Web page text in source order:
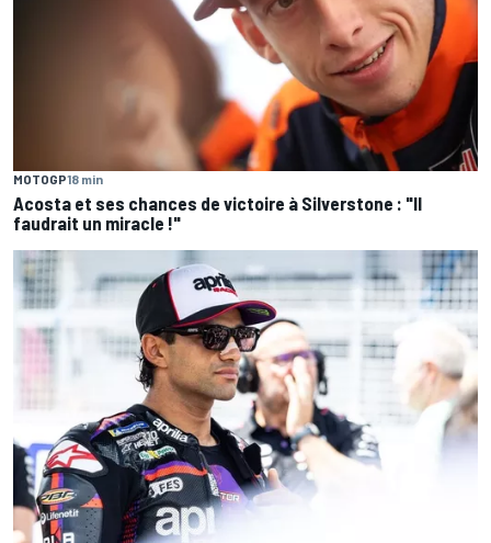
MOTOGP18 min
Acosta et ses chances de victoire à Silverstone : "Il
faudrait un miracle !"